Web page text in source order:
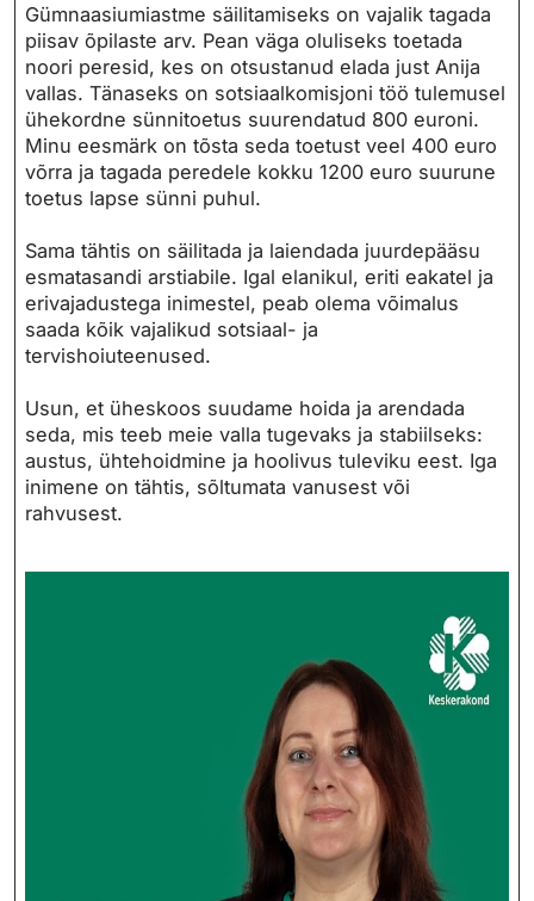
Gümnaasiumiastme säilitamiseks on vajalik tagada
piisav õpilaste arv. Pean väga oluliseks toetada
noori peresid, kes on otsustanud elada just Anija
vallas. Tänaseks on sotsiaalkomisjoni töö tulemusel
ühekordne sünnitoetus suurendatud 800 euroni.
Minu eesmärk on tõsta seda toetust veel 400 euro
võrra ja tagada peredele kokku 1200 euro suurune
toetus lapse sünni puhul.
Sama tähtis on säilitada ja laiendada juurdepääsu
esmatasandi arstiabile. Igal elanikul, eriti eakatel ja
erivajadustega inimestel, peab olema võimalus
saada kõik vajalikud sotsiaal- ja
tervishoiuteenused.
Usun, et üheskoos suudame hoida ja arendada
seda, mis teeb meie valla tugevaks ja stabiilseks:
austus, ühtehoidmine ja hoolivus tuleviku eest. Iga
inimene on tähtis, sõltumata vanusest või
rahvusest.